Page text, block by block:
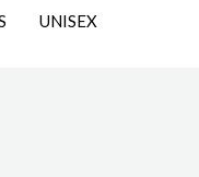
UNISEX